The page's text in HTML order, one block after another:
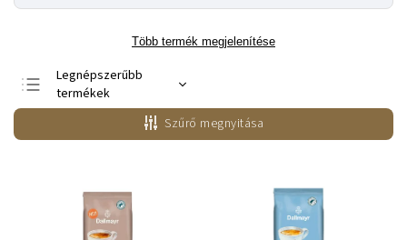
Több termék megjelenítése
Legnépszerűbb
termékek
Legolcsóbb elöl
Legdrágább
Szűrő megnyitása